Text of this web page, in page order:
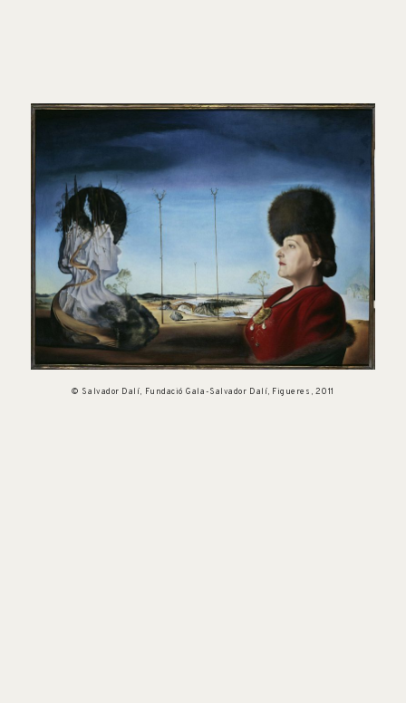
© Salvador Dalí, Fundació Gala-Salvador Dalí, Figueres, 2011